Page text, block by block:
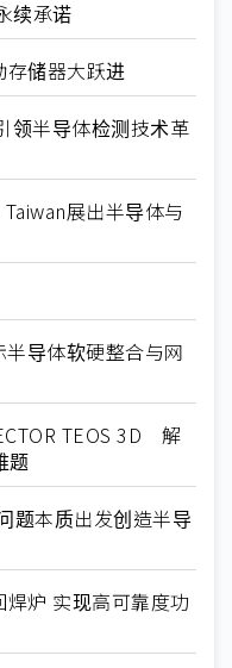
续承诺
存储器大跃进
领半导体检测技术革
展出半导体与
导体软硬整合与网
TEOS 3D 解
题
题本质出发创造半导
炉 实现高可靠度功